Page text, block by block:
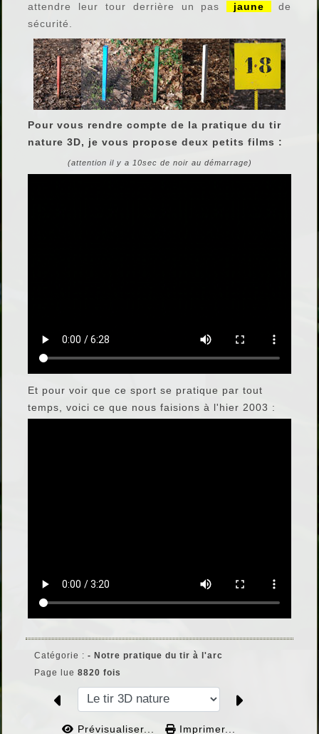
attendre leur tour derrière un pas
jaune
de
sécurité.
Pour vous rendre compte de la pratique du tir
nature 3D, je vous propose deux petits films :
(attention il y a 10sec de noir au démarrage)
Et pour voir que ce sport se pratique par tout
temps, voici ce que nous faisions à l'hier 2003 :
Catégorie : - Notre pratique du tir à l'arc
Page lue 8820 fois
Prévisualiser... Imprimer...